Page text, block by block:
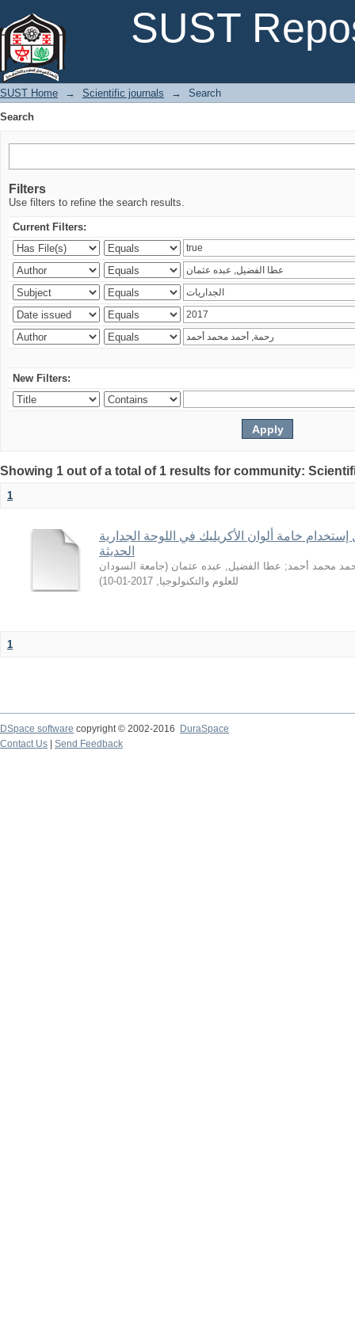
SUST
SUST Home → Scientific journals →
Search
Search
Filters
Use filters to refine the search results.
Current Filters:
New Filters:
Showing 1 out of a total of 1 results for community:
1
خامة ألوان الأكريليك في اللوحة الجدارية
الحديثة
محمد أحمد; عطا الفضيل, عبده عثمان (جامعة السودان
للعلوم والتكنولوجيا,
2017-01-10
)
1
DSpace software copyright © 2002-2016
DuraSpace
Contact Us
Send Feedback